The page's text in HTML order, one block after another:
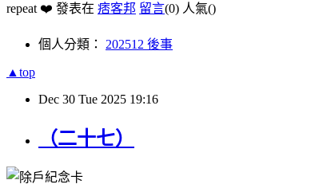
repeat ❤️ 發表在 痞客邦 留言(0) 人氣()
個人分類： 202512 後事
▲top
Dec 30 Tue 2025 19:16
（二十七）